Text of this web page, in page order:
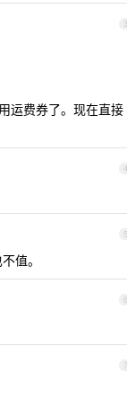
3
运费券了。现在直接
4
5
值。
6
7